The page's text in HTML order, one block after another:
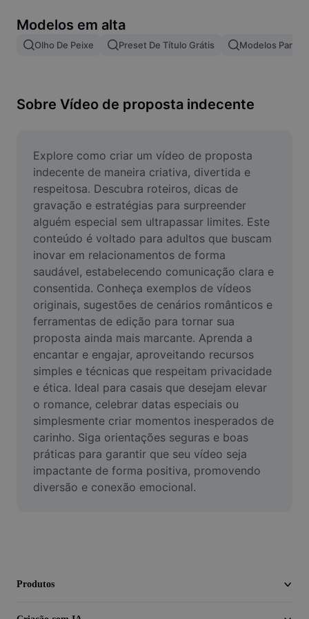
Mesclar imagens
Redimensionar Imagem
Criador de Memes
AI Text Remover
AI People Remover
AI Inpainting
Face Cutout
Vídeo
Remover plano de fundo de vídeo
Aprimorar qualidade
Editor de Video
Cortar Vídeo
Adicionar Legendas ao Vídeo
Converter Video
Modelos em alta
Olho De Peixe Preset De Título Grátis Modelos Para
Sobre Vídeo de proposta indecente
Explore como criar um vídeo de proposta
indecente de maneira criativa, divertida e
respeitosa. Descubra roteiros, dicas de
gravação e estratégias para surpreender
alguém especial sem ultrapassar limites. Este
conteúdo é voltado para adultos que buscam
inovar em relacionamentos de forma
saudável, estabelecendo comunicação clara e
consentida. Conheça exemplos de vídeos
originais, sugestões de cenários românticos e
ferramentas de edição para tornar sua
proposta ainda mais marcante. Aprenda a
encantar e engajar, aproveitando recursos
simples e técnicas que respeitam privacidade
e ética. Ideal para casais que desejam elevar
o romance, celebrar datas especiais ou
simplesmente criar momentos inesperados de
carinho. Siga orientações seguras e boas
práticas para garantir que seu vídeo seja
impactante de forma positiva, promovendo
diversão e conexão emocional.
Produtos